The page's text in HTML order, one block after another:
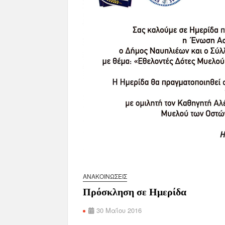
ΑΝΑΚΟΙΝΏΣΕΙΣ
Πρόσκληση σε Ημερίδα
30 Μαΐου 2016